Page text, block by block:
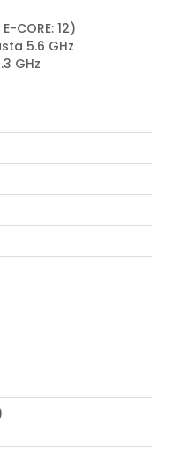
CORE: 12)
5.6 GHz
GHz